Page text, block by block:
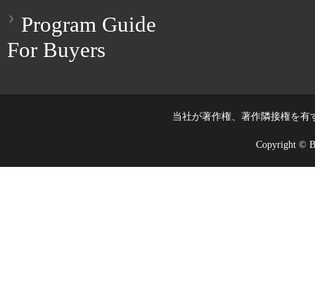
Program Guide
For Buyers
当社が著作権、著作隣接権を
Copyright ©